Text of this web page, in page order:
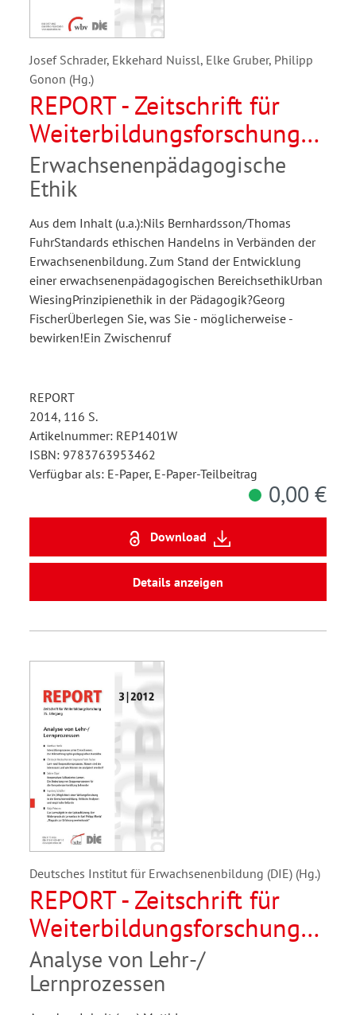
Josef Schrader, Ekkehard Nuissl, Elke Gruber, Philipp
Gonon (Hg.)
REPORT - Zeitschrift für
Weiterbildungsforschung
01/2014
Erwachsenenpädagogische
Ethik
Aus dem Inhalt (u.a.):Nils Bernhardsson/Thomas
FuhrStandards ethischen Handelns in Verbänden der
Erwachsenenbildung. Zum Stand der Entwicklung
einer erwachsenenpädagogischen BereichsethikUrban
WiesingPrinzipienethik in der Pädagogik?Georg
FischerÜberlegen Sie, was Sie - möglicherweise -
bewirken!Ein Zwischenruf
REPORT
2014, 116 S.
Artikelnummer: REP1401W
ISBN: 9783763953462
Verfügbar als: E-Paper, E-Paper-Teilbeitrag
0,00 €
Download
Details anzeigen
Deutsches Institut für Erwachsenenbildung (DIE) (Hg.)
REPORT - Zeitschrift für
Weiterbildungsforschung
03/2012
Analyse von Lehr-/
Lernprozessen